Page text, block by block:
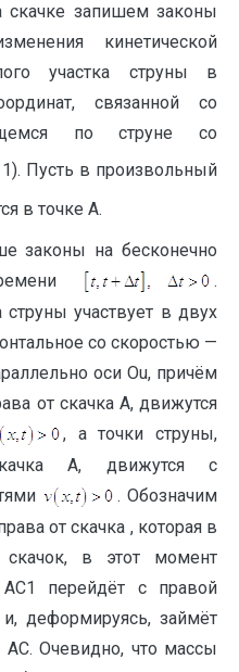
скачке запишем законы
кинетической
участка струны в
связанной со
по струне со
Пусть в произвольный
в точке A.
законы на бесконечно
.
участвует в двух
со скоростью —
оси Ou, причём
от скачка A, движутся
, а точки струны,
A, движутся с
. Обозначим
от скачка , которая в
скачок, в этот момент
перейдёт с правой
деформируясь, займёт
Очевидно, что массы